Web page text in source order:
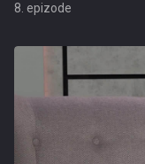
8. epizode